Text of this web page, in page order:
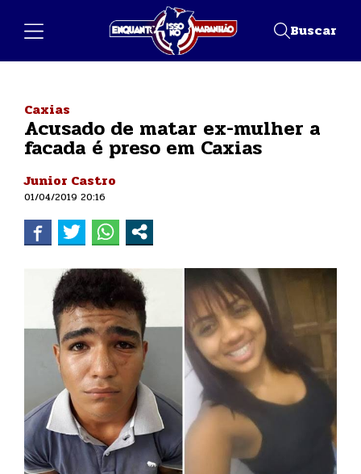
Buscar
Caxias
Acusado de matar ex-mulher a
facada é preso em Caxias
Junior Castro
01/04/2019 20:16